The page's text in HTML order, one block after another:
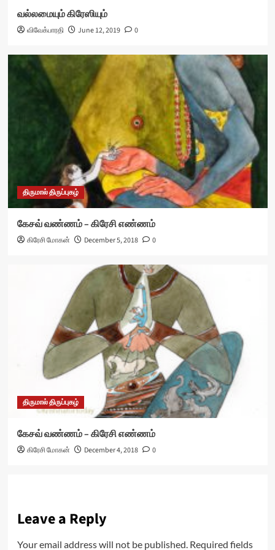
வல்லமையும் கிரேஸியும்
விவேக்பாரதி June 12, 2019 0
திருமால் திருப்புகழ்
கேசவ் வண்ணம் – கிரேசி எண்ணம்
கிரேசி மோகன் December 5, 2018 0
திருமால் திருப்புகழ்
கேசவ் வண்ணம் – கிரேசி எண்ணம்
கிரேசி மோகன் December 4, 2018 0
Leave a Reply
Your email address will not be published. Required fields